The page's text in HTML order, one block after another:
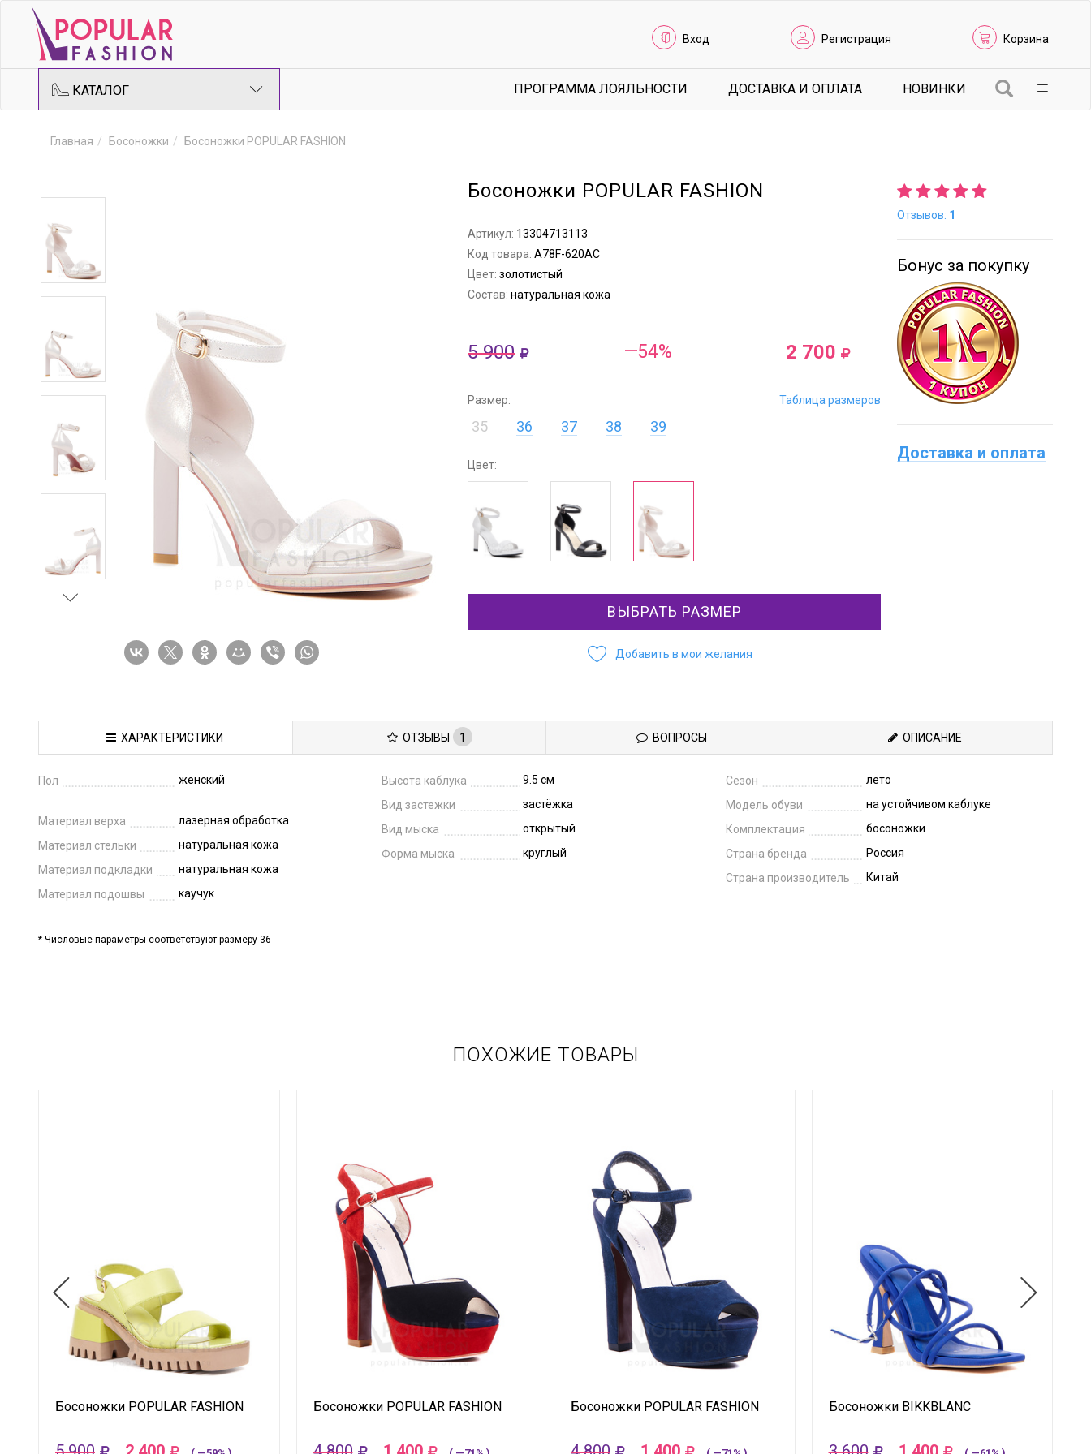
Вход Регистрация Корзина
КАТАЛОГ ПРОГРАММА ЛОЯЛЬНОСТИ ДОСТАВКА И ОПЛАТА НОВИНКИ
Главная Босоножки Босоножки POPULAR FASHION
Босоножки POPULAR FASHION
Артикул: 13304713113
Код товара:A78F-620AC
Цвет:золотистый
Состав:натуральная кожа
5 900 —54% 2 700
Размер: Таблица размеров
35 36 37 38 39
Цвет:
ВЫБРАТЬ РАЗМЕР
Добавить в мои желания
Отзывов: 1
Бонус за покупку
Доставка и оплата
ХАРАКТЕРИСТИКИ ОТЗЫВЫ 1 ВОПРОСЫ ОПИСАНИЕ
Пол женский
Материал верха
лазерная обработка
Материал стельки
натуральная кожа
Материал подкладки
натуральная кожа
Материал подошвы
каучук
Высота каблука
9.5 см
Вид застежки
застёжка
Вид мыска
открытый
Форма мыска
круглый
Сезон
лето
Модель обуви
на устойчивом каблуке
Комплектация
босоножки
Страна бренда
Россия
Страна производитель
Китай
* Числовые параметры соответствуют размеру 36
ПОХОЖИЕ ТОВАРЫ
Босоножки POPULAR FASHION Босоножки POPULAR FASHION Босоножки POPULAR FASHION Босоножки BIKKBLANC